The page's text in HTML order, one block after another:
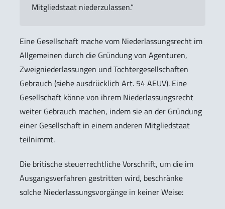
Mitgliedstaat niederzulassen.“
Eine Gesellschaft mache vom Niederlassungsrecht im
Allgemeinen durch die Gründung von Agenturen,
Zweigniederlassungen und Tochtergesellschaften
Gebrauch (siehe ausdrücklich Art. 54 AEUV). Eine
Gesellschaft könne von ihrem Niederlassungsrecht
weiter Gebrauch machen, indem sie an der Gründung
einer Gesellschaft in einem anderen Mitgliedstaat
teilnimmt.
Die britische steuerrechtliche Vorschrift, um die im
Ausgangsverfahren gestritten wird, beschränke
solche Niederlassungsvorgänge in keiner Weise: